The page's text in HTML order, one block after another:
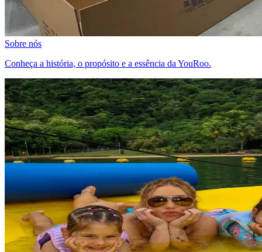
Sobre nós
Conheça a história, o propósito e a essência da YouRoo.